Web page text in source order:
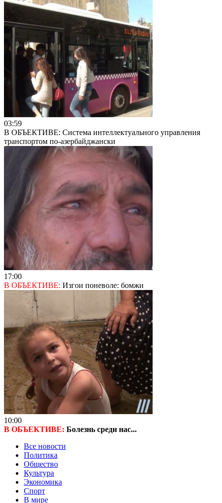
03:59
В ОБЪЕКТИВЕ: Система интеллектуального управления
транспортом по-азербайджански
17:00
В ОБЪЕКТИВЕ: Изгои поневоле: бомжи
10:00
В ОБЪЕКТИВЕ: Болезнь среди нас...
Все новости
Политика
Общество
Культура
Экономика
Спорт
В мире